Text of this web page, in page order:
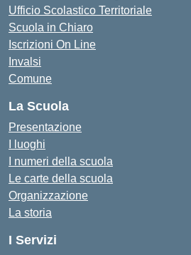
Ufficio Scolastico Territoriale
Scuola in Chiaro
Iscrizioni On Line
Invalsi
Comune
La Scuola
Presentazione
I luoghi
I numeri della scuola
Le carte della scuola
Organizzazione
La storia
I Servizi